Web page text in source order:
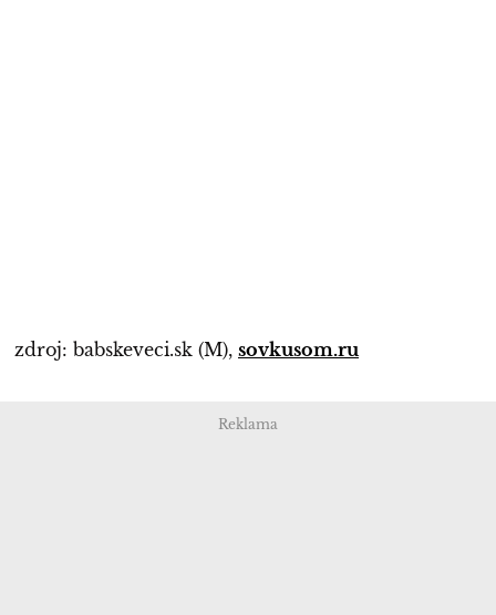
zdroj: babskeveci.sk (M), sovkusom.ru
Reklama